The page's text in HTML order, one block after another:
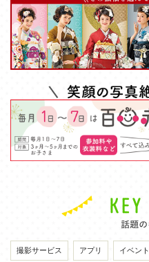
撮影サービス アプリ イベント